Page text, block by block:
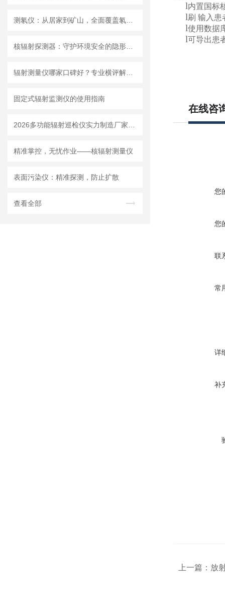
固定式辐射监测仪的使用指南
精准掌控，无忧作业——核辐射测量仪
表面污染仪：精准探测，防止扩散
查看全部
l内置国标
l刷 输入患
l使用数据
l可导出患
在线咨
您
您
联
常
详
补
上一篇： 放